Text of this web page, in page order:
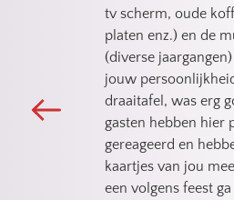
tv scherm, oude
platen enz.) en de
(diverse
jouw
draaitafel, was erg
gasten hebben hier
gereageerd en
kaartjes van jou
een volgens feest